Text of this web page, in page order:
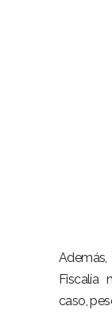
Fiscalía
caso,